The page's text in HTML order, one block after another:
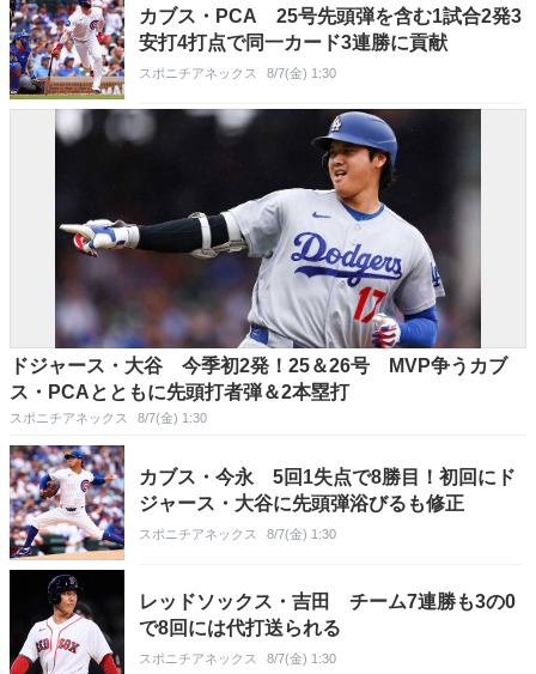
カブス・PCA 25号先頭弾を含む1試合2発3
安打4打点で同一カード3連勝に貢献
スポニチアネックス 8/7(金) 1:30
ドジャース・大谷 今季初2発！25＆26号 MVP争うカブ
ス・PCAとともに先頭打者弾＆2本塁打
スポニチアネックス 8/7(金) 1:30
カブス・今永 5回1失点で8勝目！初回にド
ジャース・大谷に先頭弾浴びるも修正
スポニチアネックス 8/7(金) 1:30
レッドソックス・吉田 チーム7連勝も3の0
で8回には代打送られる
スポニチアネックス 8/7(金) 1:30